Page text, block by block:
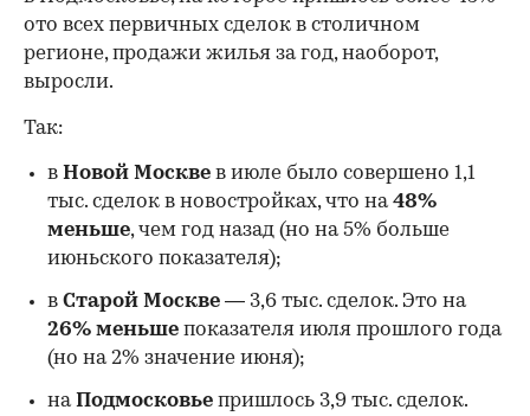
ото всех первичных сделок в столичном
регионе, продажи жилья за год, наоборот,
выросли.
00:00 / 00:00
Так:
в Новой Москве в июле было совершено 1,1
тыс. сделок в новостройках, что на48%
меньше, чем год назад (но на 5% больше
июньского показателя);
в Старой Москве — 3,6 тыс. сделок. Это на
26% меньше показателя июля прошлого года
(но на 2% значение июня);
наПодмосковье пришлось 3,9 тыс. сделок.